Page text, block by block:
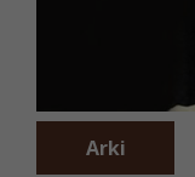
Arki